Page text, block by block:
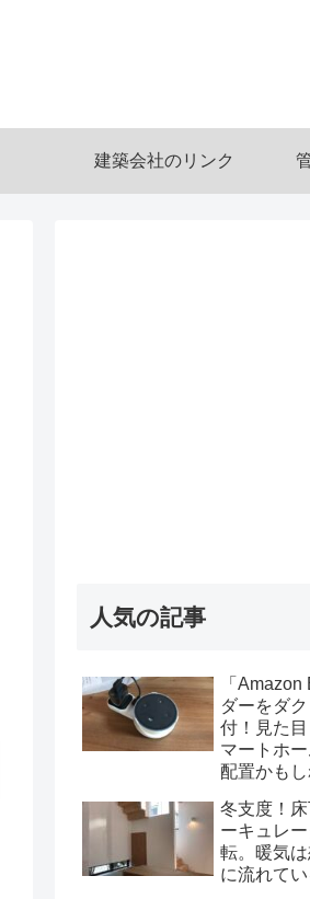
建築会社のリンク
人気の記事
「
ダーをダ
付！見た
マートホ
配置かも
冬支度！
ーキュレ
転。暖気
に流れて